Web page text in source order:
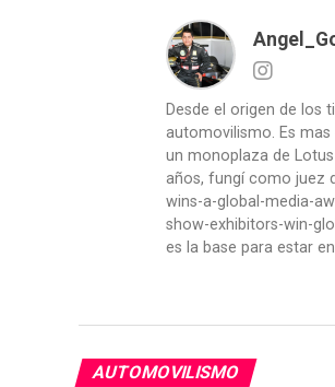
Desde el origen de los
automovilismo. Es
un monoplaza de
años, fungí como juez
wins-a-global-media-
show-exhibitors-win-
es la base para estar
AUTOMOVILISMO